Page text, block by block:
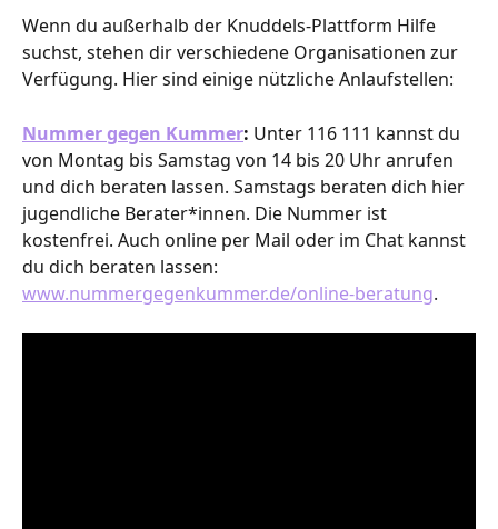
Wenn du außerhalb der Knuddels-Plattform Hilfe
suchst, stehen dir verschiedene Organisationen zur
Verfügung. Hier sind einige nützliche Anlaufstellen:
Nummer gegen Kummer: Unter 116 111 kannst du
von Montag bis Samstag von 14 bis 20 Uhr anrufen
und dich beraten lassen. Samstags beraten dich hier
jugendliche Berater*innen. Die Nummer ist
kostenfrei. Auch online per Mail oder im Chat kannst
du dich beraten lassen:
www.nummergegenkummer.de/online-beratung.